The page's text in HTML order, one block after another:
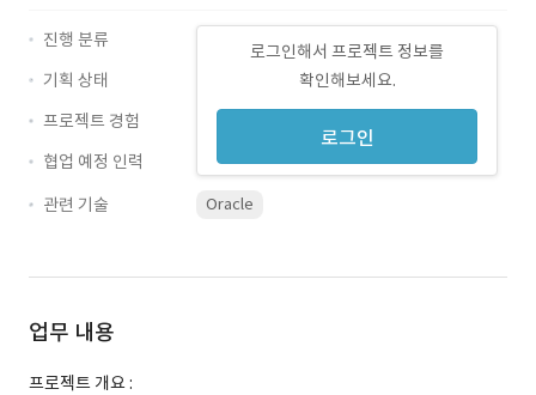
로그인해서 프로젝트 정보를
확인해보세요.
로그인
진행 분류
기획 상태
프로젝트 경험
협업 예정 인력
관련 기술
Oracle
업무 내용
프로젝트 개요 :